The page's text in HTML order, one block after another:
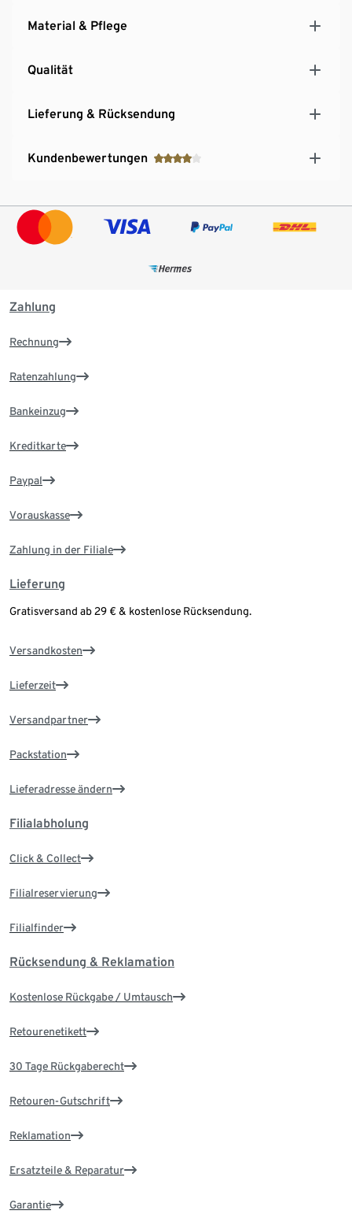
Material & Pflege
Qualität
Lieferung & Rücksendung
Kundenbewertungen
Zahlung
Rechnung
Ratenzahlung
Bankeinzug
Kreditkarte
Paypal
Vorauskasse
Zahlung in der Filiale
Lieferung
Gratisversand ab 29 € & kostenlose Rücksendung.
Versandkosten
Lieferzeit
Versandpartner
Packstation
Lieferadresse ändern
Filialabholung
Click & Collect
Filialreservierung
Filialfinder
Rücksendung & Reklamation
Kostenlose Rückgabe / Umtausch
Retourenetikett
30 Tage Rückgaberecht
Retouren-Gutschrift
Reklamation
Ersatzteile & Reparatur
Garantie